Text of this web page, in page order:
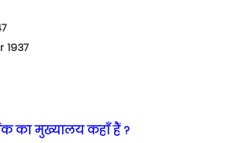
1937
का मुख्यालय कहाँ हैं ?